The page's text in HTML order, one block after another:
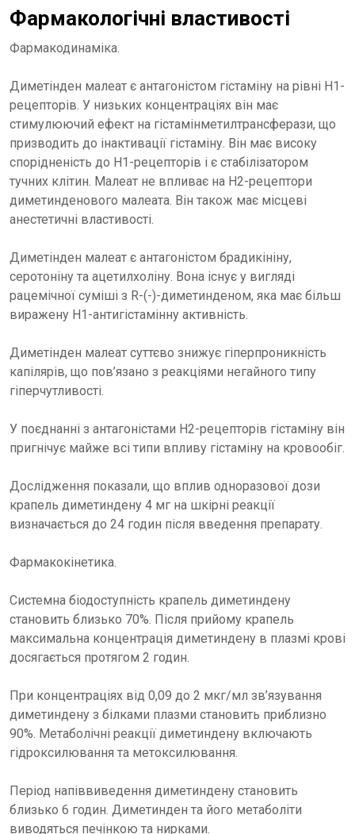
Фармакологічні властивості
Фармакодинаміка.
Диметінден малеат є антагоністом гістаміну на рівні H1-
рецепторів. У низьких концентраціях він має
стимулюючий ефект на гістамінметилтрансферази, що
призводить до інактивації гістаміну. Він має високу
спорідненість до H1-рецепторів і є стабілізатором
тучних клітин. Малеат не впливає на H2-рецептори
диметинденового малеата. Він також має місцеві
анестетичні властивості.
Диметінден малеат є антагоністом брадикініну,
серотоніну та ацетилхоліну. Вона існує у вигляді
рацемічної суміші з R-(-)-диметинденом, яка має більш
виражену H1-антигістамінну активність.
Диметінден малеат суттєво знижує гіперпроникність
капілярів, що пов’язано з реакціями негайного типу
гіперчутливості.
У поєднанні з антагоністами H2-рецепторів гістаміну він
пригнічує майже всі типи впливу гістаміну на кровообіг.
Дослідження показали, що вплив одноразової дози
крапель диметиндену 4 мг на шкірні реакції
визначається до 24 годин після введення препарату.
Фармакокінетика.
Системна біодоступність крапель диметиндену
становить близько 70%. Після прийому крапель
максимальна концентрація диметиндену в плазмі крові
досягається протягом 2 годин.
При концентраціях від 0,09 до 2 мкг/мл зв’язування
диметиндену з білками плазми становить приблизно
90%. Метаболічні реакції диметиндену включають
гідроксилювання та метоксилювання.
Період напіввиведення диметиндену становить
близько 6 годин. Диметинден та його метаболіти
виводяться печінкою та нирками.